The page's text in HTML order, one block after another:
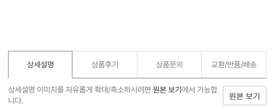
상세설명 상품후기 상품문의 교환/반품/배송
상세설명 이미지를 자유롭게 확대/축소하시려면원본 보기에서 가능합
니다.
원본 보기